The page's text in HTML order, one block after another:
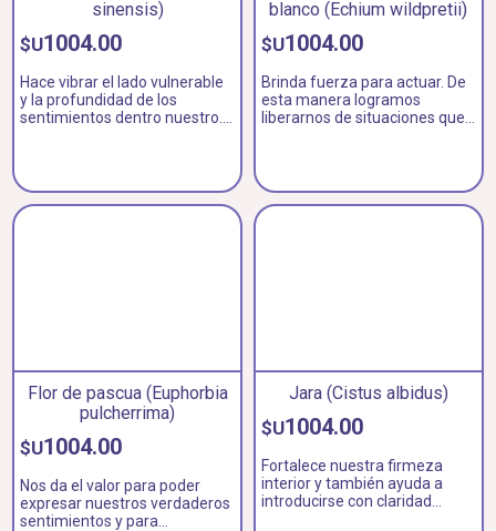
sinensis)
$U1004.00
Hace vibrar el lado vulnerable
y la profundidad de los
sentimientos dentro nuestro.
blanco (Echium wildpretii)
$U1004.00
Brinda fuerza para actuar. De
esta manera logramos
liberarnos de situaciones que
Flor de pascua (Euphorbia
pulcherrima)
$U1004.00
Nos da el valor para poder
expresar nuestros verdaderos
sentimientos y para
Jara (Cistus albidus)
$U1004.00
Fortalece nuestra firmeza
interior y también ayuda a
introducirse con claridad